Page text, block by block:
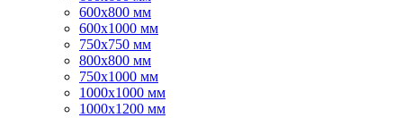
600x800 мм
600x1000 мм
750x750 мм
800x800 мм
750x1000 мм
1000x1000 мм
1000x1200 мм